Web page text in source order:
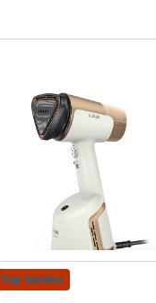
Top Ventes